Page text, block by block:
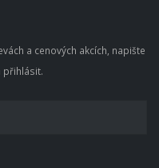
a cenových akcích, napište
přihlásit.